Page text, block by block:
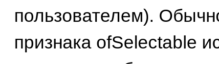
пользователем).
признака ofSelectable